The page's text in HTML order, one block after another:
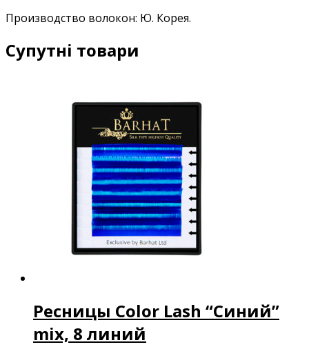
Производство волокон: Ю. Корея.
Супутні товари
Ресницы Color Lash “Синий”
mix, 8 линий